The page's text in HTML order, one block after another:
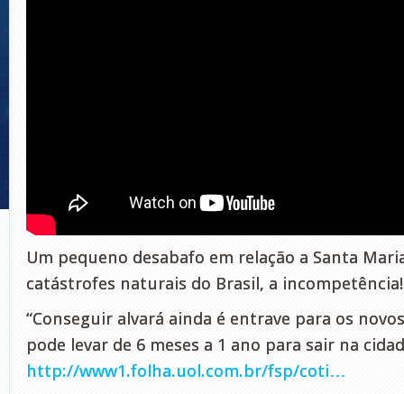
Um pequeno desabafo em relação a Santa
catástrofes naturais do Brasil, a incompetência!
“Conseguir alvará ainda é entrave para os
pode levar de 6 meses a 1 ano para sair na
http://www1.folha.uol.com.br/fsp/coti…